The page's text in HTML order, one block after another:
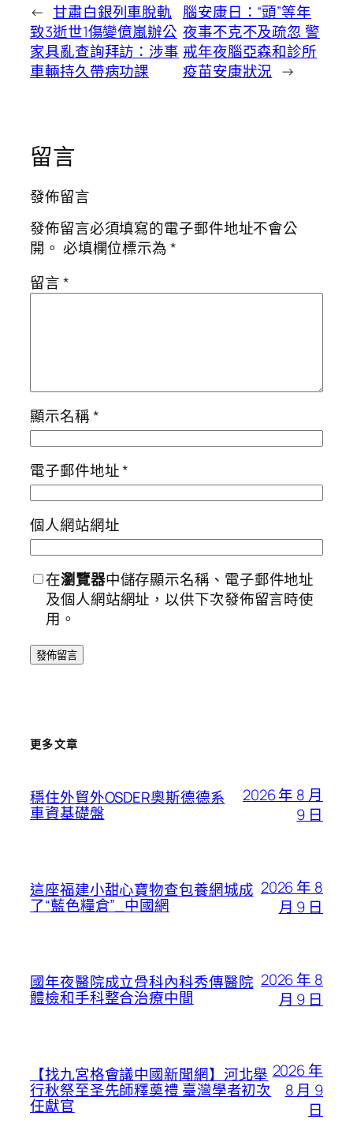
← 甘肅白銀列車脫軌
致3逝世1傷變億嵐辦公
家具亂查詢拜訪：涉事
車輛持久帶病功課
腦安康日：“頭”等年
夜事不克不及疏忽 警
戒年夜腦亞森和診所
疫苗安康狀況 →
留言
發佈留言
發佈留言必須填寫的電子郵件地址不會公
開。 必填欄位標示為*
留言*
顯示名稱*
電子郵件地址*
個人網站網址
在瀏覽器中儲存顯示名稱、電子郵件地址
及個人網站網址，以供下次發佈留言時使
用。
更多文章
穩住外貿外OSDER奧斯德德系
車資基礎盤
2026 年 8 月
9 日
這座福建小甜心寶物查包養網城成
了“藍色糧倉”_中國網
2026 年 8
月 9 日
國年夜醫院成立骨科內科秀傳醫院
體檢和手科整合治療中間
2026 年 8
月 9 日
【找九宮格會議中國新聞網】河北舉
行秋祭至圣先師釋奠禮 臺灣學者初次
任獻官
2026 年
8 月 9
日